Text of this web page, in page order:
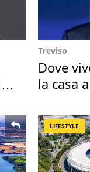
Treviso
Dove
la casa
LIFESTYLE